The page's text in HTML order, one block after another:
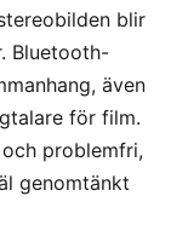
blir
Bluetooth-
även
för film.
problemfri,
genomtänkt